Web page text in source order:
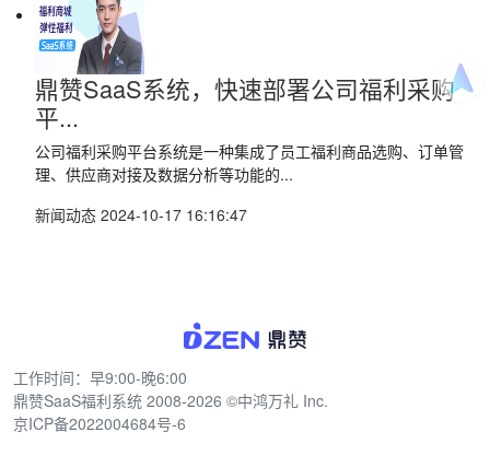
鼎赞SaaS系统，快速部署公司福利采购
平...
公司福利采购平台系统是一种集成了员工福利商品选购、订单管
理、供应商对接及数据分析等功能的...
新闻动态 2024-10-17 16:16:47
工作时间：早9:00-晚6:00
鼎赞SaaS福利系统 2008-2026 ©中鸿万礼 Inc.
京ICP备2022004684号-6